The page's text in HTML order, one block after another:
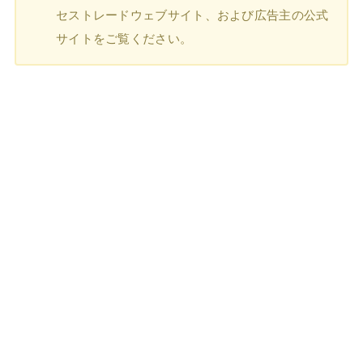
セストレードウェブサイト、および広告主の公式
サイトをご覧ください。